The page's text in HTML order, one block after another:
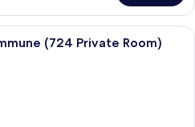
Une pièce compacte comprenant
(724 Private Room)